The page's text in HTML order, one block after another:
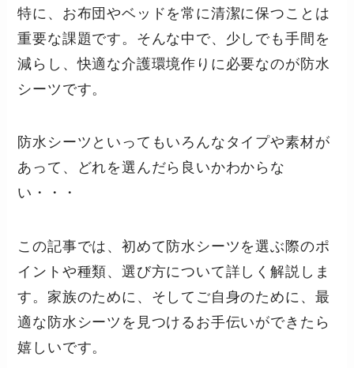
特に、お布団やベッドを常に清潔に保つことは
重要な課題です。そんな中で、少しでも手間を
減らし、快適な介護環境作りに必要なのが防水
シーツです。
防水シーツといってもいろんなタイプや素材が
あって、どれを選んだら良いかわからな
い・・・
この記事では、初めて防水シーツを選ぶ際のポ
イントや種類、選び方について詳しく解説しま
す。家族のために、そしてご自身のために、最
適な防水シーツを見つけるお手伝いができたら
嬉しいです。